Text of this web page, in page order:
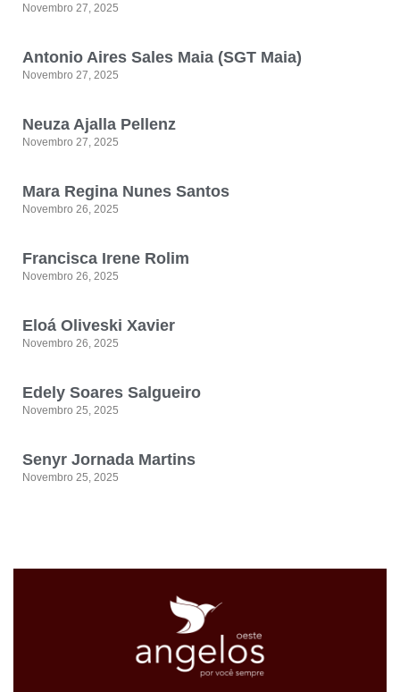
Novembro 27, 2025
Antonio Aires Sales Maia (SGT Maia)
Novembro 27, 2025
Neuza Ajalla Pellenz
Novembro 27, 2025
Mara Regina Nunes Santos
Novembro 26, 2025
Francisca Irene Rolim
Novembro 26, 2025
Eloá Oliveski Xavier
Novembro 26, 2025
Edely Soares Salgueiro
Novembro 25, 2025
Senyr Jornada Martins
Novembro 25, 2025